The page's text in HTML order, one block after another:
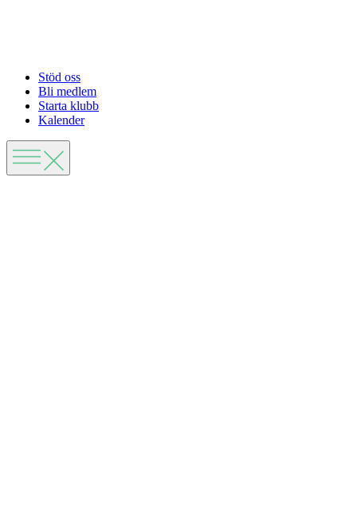
Stöd oss
Bli medlem
Starta klubb
Kalender